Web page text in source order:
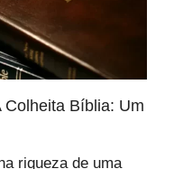
Colheita Bíblia: Um
riqueza de uma